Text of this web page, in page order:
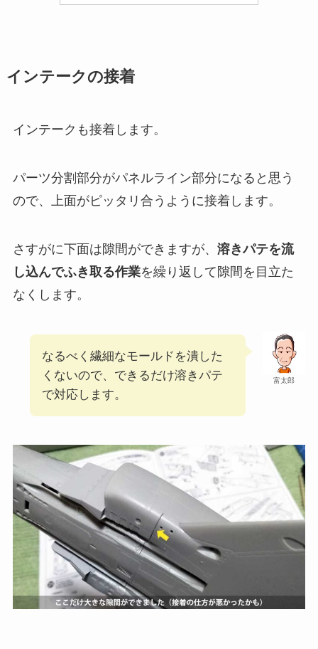
インテークの接着
インテークも接着します。
パーツ分割部分がパネルライン部分になると思う
ので、上面がピッタリ合うように接着します。
さすがに下面は隙間ができますが、 溶きパテを流
し込んでふき取る作業を繰り返して隙間を目立た
なくします。
富太郎
なるべく繊細なモールドを潰した
くないので、できるだけ溶きパテ
で対応します。